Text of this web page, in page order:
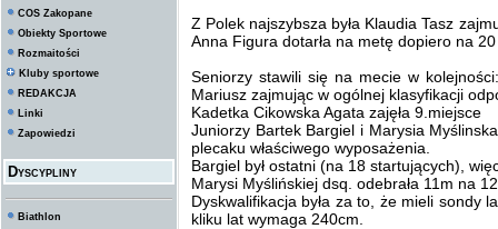
COS Zakopane
Obiekty Sportowe
Rozmaitości
Kluby sportowe
REDAKCJA
Linki
Zapowiedzi
Dyscypliny
Biathlon
Z Polek najszybsza była Klaudia Tasz
Anna Figura dotarła na metę dopiero na
Seniorzy stawili się na mecie w
Mariusz zajmując w ogólnej klasyfikacji
Kadetka Cikowska Agata zajęła 9.miejsce
Juniorzy Bartek Bargiel i Marysia
plecaku właściwego wyposażenia.
Bargiel był ostatni (na 18 startujących),
Marysi Myślińskiej dsq. odebrała 11m na
Dyskwalifikacja była za to, że mieli sondy
kliku lat wymaga 240cm.